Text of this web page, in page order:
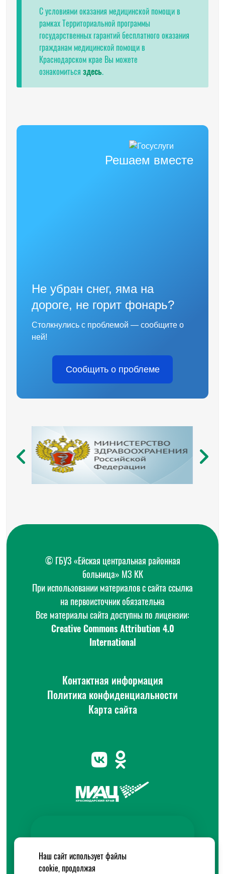
С условиями оказания медицинской помощи в
рамках Территориальной программы
государственных гарантий бесплатного оказания
гражданам медицинской помощи в
Краснодарском крае Вы можете
ознакомиться здесь.
Решаем вместе
Не убран снег, яма на
дороге, не горит фонарь?
Столкнулись с проблемой — сообщите о
ней!
Сообщить о проблеме
© ГБУЗ «Ейская центральная районная
больница» МЗ КК
При использовании материалов с сайта ссылка
на первоисточник обязательна
Все материалы сайта доступны по лицензии:
Creative Commons Attribution 4.0
International
Контактная информация
Политика конфиденциальности
Карта сайта
Наш сайт использует файлы
cookie, продолжая